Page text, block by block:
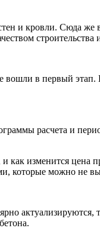
и кровли. Сюда же
строительства
вошли в первый
расчета и
и как изменится
которые можно не
актуализируются,